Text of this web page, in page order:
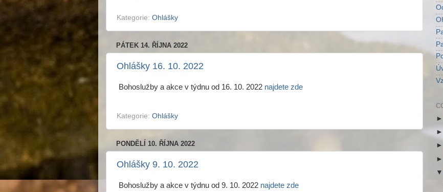
Kategorie: Ohlášky
PÁTEK 14. ŘÍJNA 2022
Ohlášky 16. 10. 2022
Bohoslužby a akce v týdnu od 16. 10. 2022 najdete zde
Kategorie: Ohlášky
PONDĚLÍ 10. ŘÍJNA 2022
Ohlášky 9. 10. 2022
Bohoslužby a akce v týdnu od 9. 10. 2022 najdete zde
►
►
►
►
▼